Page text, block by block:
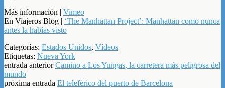
Más información | Vimeo
En Viajeros Blog | ‘The Manhattan Project’: Manhattan como nunca
antes la habías visto
Categorías: Estados Unidos, Vídeos
Etiquetas: Nueva York
entrada anteriorCamino a Los Yungas, la carretera más peligrosa del
mundo
próxima entrada El teleférico del puerto de Barcelona